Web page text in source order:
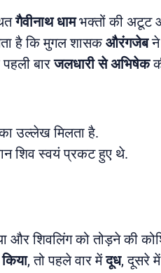
गैवीनाथ धामभक्तों की अटूट
है कि मुगल शासकऔरंगजेबने
बारजलधारी से अभिषेक
उल्लेख मिलता है.
शिव स्वयं प्रकट हुए थे.
और शिवलिंग को तोड़ने की
, तो पहले वार मेंदूध, दूसरे